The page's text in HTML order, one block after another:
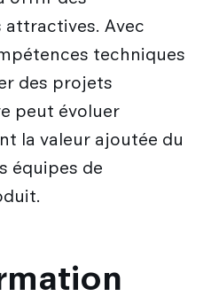
Avec
techniques
des projets
peut évoluer
la valeur ajoutée du
équipes de